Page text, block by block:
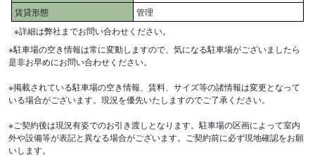
賃貸形態
管理
※詳細は弊社までお問い合わせください。
※駐車場の空き情報は常に変動しますので、気になる駐車場がございましたら
是非お早めにお問い合わせください。
※掲載されている駐車場の空き情報、賃料、サイズ等の諸情報は変更となって
いる場合がございます。現況を優先いたしますのでご了承ください。
※ご契約後は現況有姿でのお引き渡しとなります。駐車場の区画によって室内
外や設備等が表記と異なる場合がございます。ご契約前に必ず現地確認をお願
いします。